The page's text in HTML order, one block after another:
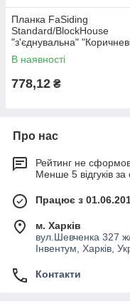
Планка FaSiding
Standard/BlockHouse
"з'єднувальна"
В наявності
778,12 ₴
Про нас
Рейтинг не
Менше 5 відгуків за
Працює з
м. Харків
вул.Шевченка 327
Інвентум, Харків,
Контакти